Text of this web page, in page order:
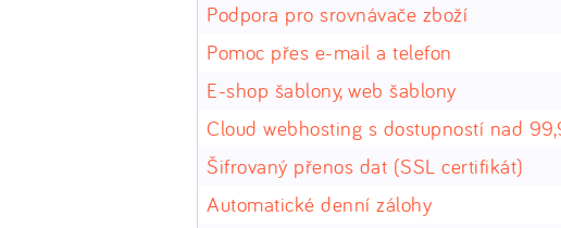
Podpora pro srovnávače zboží
Pomoc přes e-mail a telefon
E-shop šablony, web šablony
Cloud webhosting s dostupností nad
Šifrovaný přenos dat (SSL certifikát)
Automatické denní zálohy